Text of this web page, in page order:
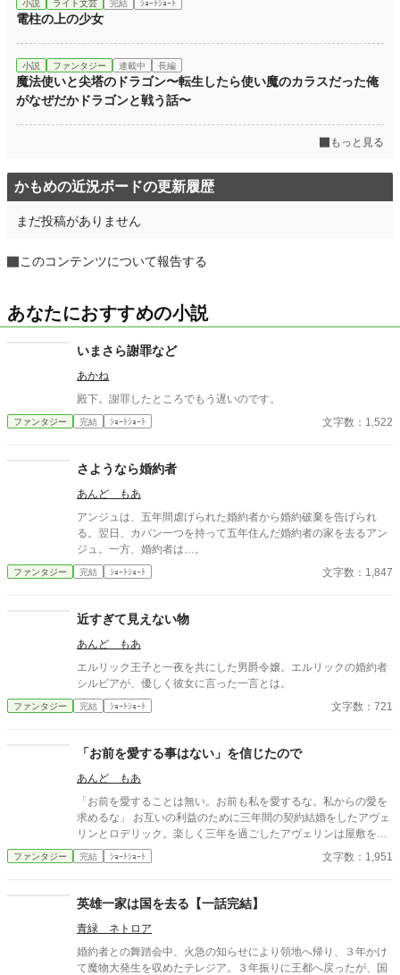
小説 ライト文芸 完結 ｼｮｰﾄｼｮｰﾄ
電柱の上の少女
小説 ファンタジー 連載中 長編
魔法使いと尖塔のドラゴン〜転生したら使い魔のカラスだった俺
がなぜだかドラゴンと戦う話〜
もっと見る
かもめの近況ボードの更新履歴
まだ投稿がありません
このコンテンツについて報告する
あなたにおすすめの小説
いまさら謝罪など
あかね
殿下。謝罪したところでもう遅いのです。
ファンタジー 完結 ｼｮｰﾄｼｮｰﾄ 文字数：1,522
さようなら婚約者
あんど もあ
アンジュは、五年間虐げられた婚約者から婚約破棄を告げられ
る。翌日、カバン一つを持って五年住んだ婚約者の家を去るアン
ジュ。一方、婚約者は…。
ファンタジー 完結 ｼｮｰﾄｼｮｰﾄ 文字数：1,847
近すぎて見えない物
あんど もあ
エルリック王子と一夜を共にした男爵令嬢。エルリックの婚約者
シルビアが、優しく彼女に言った一言とは。
ファンタジー 完結 ｼｮｰﾄｼｮｰﾄ 文字数：721
「お前を愛する事はない」を信じたので
あんど もあ
「お前を愛することは無い。お前も私を愛するな。私からの愛を
求めるな」 お互いの利益のために三年間の契約結婚をしたアヴェ
リンとロデリック。楽しく三年を過ごしたアヴェリンは屋敷を出
ていこうとするのだが……。
ファンタジー 完結 ｼｮｰﾄｼｮｰﾄ 文字数：1,951
英雄一家は国を去る【一話完結】
青緑 ネトロア
婚約者との舞踏会中、火急の知らせにより領地へ帰り、３年かけ
て魔物大発生を収めたテレジア。３年振りに王都へ戻ったが、国